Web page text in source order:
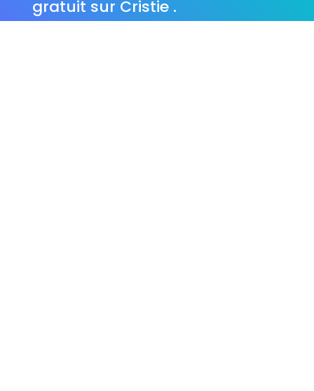
gratuit sur Cristie .